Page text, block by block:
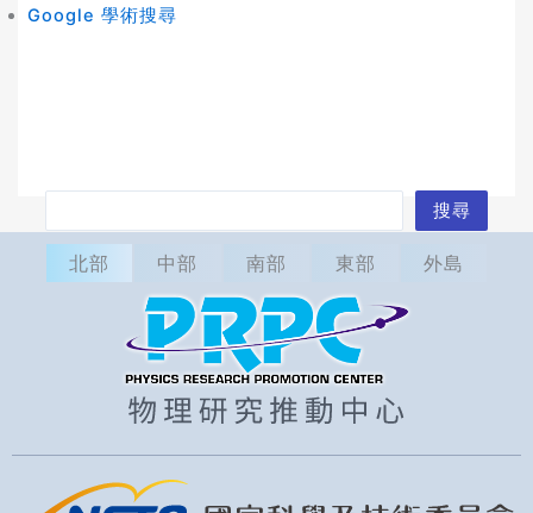
Google 學術搜尋
尋
搜尋
北部 中部 南部 東部 外島